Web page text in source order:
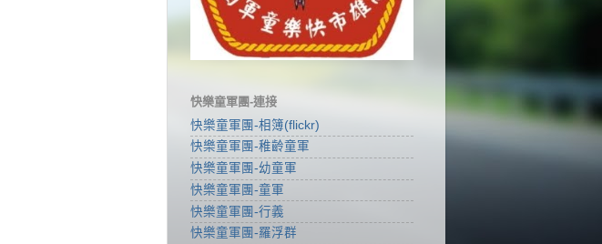
快樂童軍團-連接
快樂童軍團-相簿(flickr)
快樂童軍團-稚齡童軍
快樂童軍團-幼童軍
快樂童軍團-童軍
快樂童軍團-行義
快樂童軍團-羅浮群